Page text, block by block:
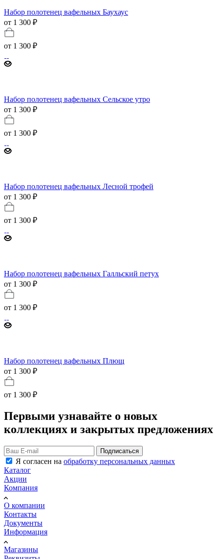
Набор полотенец вафельных Баухаус
от 1 300 ₽
от 1 300 ₽
Набор полотенец вафельных Сельское утро
от 1 300 ₽
от 1 300 ₽
Набор полотенец вафельных Лесной трофей
от 1 300 ₽
от 1 300 ₽
Набор полотенец вафельных Галльский петух
от 1 300 ₽
от 1 300 ₽
Набор полотенец вафельных Плющ
от 1 300 ₽
от 1 300 ₽
Первыми узнавайте о новых
коллекциях и закрытых предложениях
Подписаться
Я согласен на обработку персональных данных
Каталог
Акции
Компания
О компании
Контакты
Документы
Информация
Магазины